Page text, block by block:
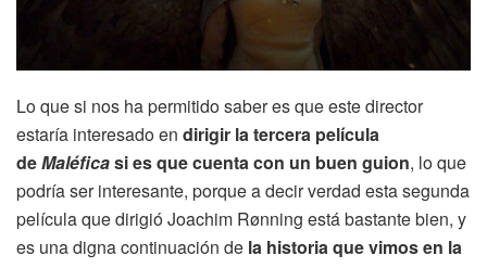
Lo que si nos ha permitido saber es que este director
estaría interesado en dirigir la tercera película
deMaléficasi es que cuenta con un buen guion, lo que
podría ser interesante, porque a decir verdad esta segunda
película que dirigió Joachim Rønning está bastante bien, y
es una digna continuación de la historia que vimos en la